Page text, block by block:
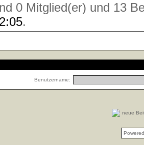
0 Mitglied(er) und 13
.
Benutzername:
neue